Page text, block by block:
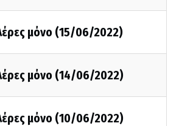
μόνο (15/06/2022)
μόνο (14/06/2022)
μόνο (10/06/2022)